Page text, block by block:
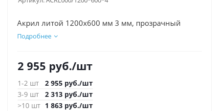
Акрил литой 1200х600 мм 3 мм, прозрачный
Подробнее
2 955 руб./шт
1-2 шт 2 955 руб./шт
3-9 шт
2 313 руб./шт
>10 шт 1 863 руб./шт